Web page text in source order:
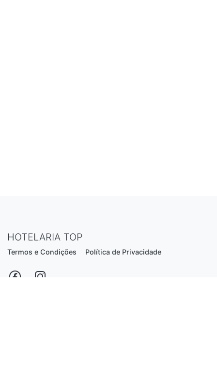
HOTELARIA TOP
Termos e Condições Política de Privacidade